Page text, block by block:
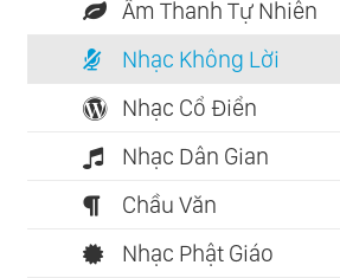
Âm Thanh Tự Nhiên
Nhạc Không Lời
Nhạc Cổ Điển
Nhạc Dân Gian
Chầu Văn
Nhạc Phật Giáo